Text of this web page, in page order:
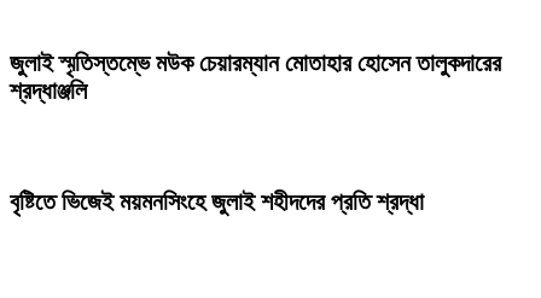
জুলাই স্মৃতিস্তম্ভে মউক চেয়ারম্যান মোতাহার হোসেন তালুকদারের
শ্রদ্ধাঞ্জলি
বৃষ্টিতে ভিজেই ময়মনসিংহে জুলাই শহীদদের প্রতি শ্রদ্ধা